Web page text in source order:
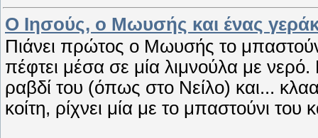
Ο Ιησούς, ο Μωυσής και ένας
Πιάνει πρώτος ο Μωυσής το
πέφτει μέσα σε μία λιμνούλα με
ραβδί του (όπως στο Νείλο) και...
κοίτη, ρίχνει μία με το μπαστούνι